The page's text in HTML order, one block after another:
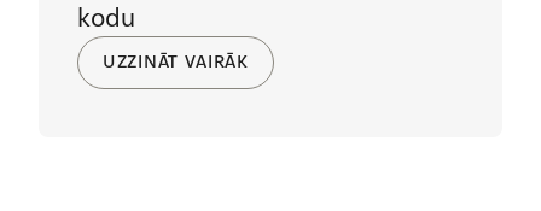
kodu
UZZINĀT VAIRĀK